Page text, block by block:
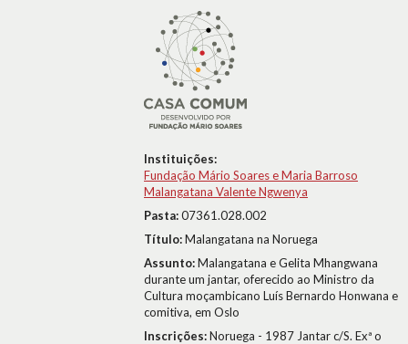
Instituições:
Fundação Mário Soares e Maria Barroso
Malangatana Valente Ngwenya
Pasta:07361.028.002
Título:Malangatana na Noruega
Assunto:Malangatana e Gelita Mhangwana
durante um jantar, oferecido ao Ministro da
Cultura moçambicano Luís Bernardo Honwana e
comitiva, em Oslo
Inscrições:Noruega - 1987 Jantar c/S. Exª o